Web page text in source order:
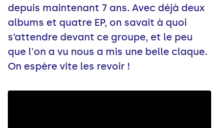
depuis maintenant 7 ans. Avec déjà deux
albums et quatre EP, on savait à quoi
s’attendre devant ce groupe, et le peu
que l'on a vu nous a mis une belle claque.
On espère vite les revoir !